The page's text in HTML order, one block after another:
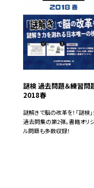
謎検 過去問題＆練習問
2018春
謎解きで脳の改革を！「謎検
過去問集の第2弾。書籍オリ
ル問題も多数収録！